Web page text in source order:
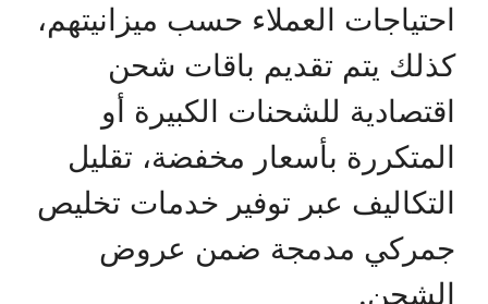
احتياجات العملاء حسب ميزانيتهم،
كذلك يتم تقديم باقات شحن
اقتصادية للشحنات الكبيرة أو
المتكررة بأسعار مخفضة، تقليل
التكاليف عبر توفير خدمات تخليص
جمركي مدمجة ضمن عروض
الشحن.